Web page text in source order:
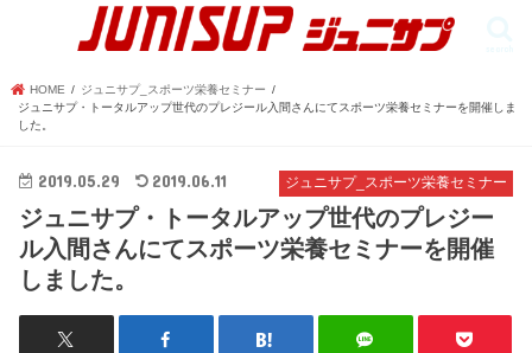
HOME
ジュニサプ_スポーツ栄養セミナー
ジュニサプ・トータルアップ世代のプレジール入間さんにてスポーツ栄養セミナーを開催しま
した。
ジュニサプ_スポーツ栄養セミナー
2019.05.29 2019.06.11
ジュニサプ・トータルアップ世代のプレジー
ル入間さんにてスポーツ栄養セミナーを開催
しました。